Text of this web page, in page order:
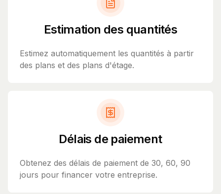
Estimation des quantités
Estimez automatiquement les quantités à partir
des plans et des plans d'étage.
Délais de paiement
Obtenez des délais de paiement de 30, 60, 90
jours pour financer votre entreprise.